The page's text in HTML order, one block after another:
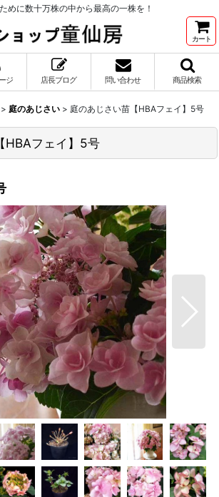
めに数十万株の中から最高の一株を！
カート
ジ 店長ブログ 問い合わせ 商品検索
> 庭のあじさい > 庭のあじさい苗【HBAフェイ】5号
HBAフェイ】5号